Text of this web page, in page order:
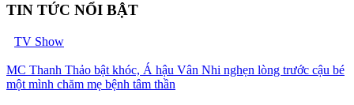
TIN TỨC NỔI BẬT
TV Show
MC Thanh Thảo bật khóc, Á hậu Vân Nhi nghẹn lòng trước cậu bé
một mình chăm mẹ bệnh tâm thần